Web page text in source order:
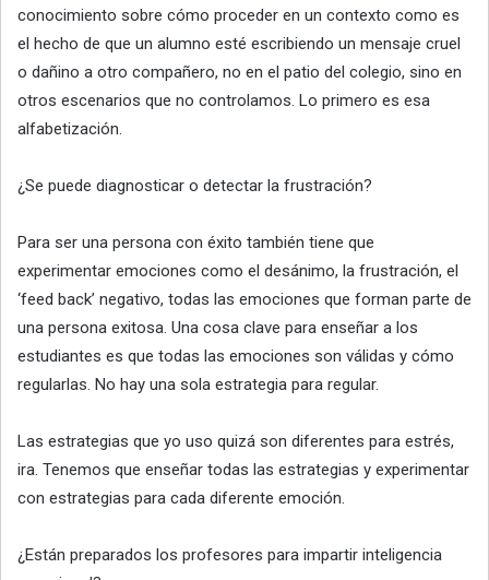
conocimiento sobre cómo proceder en un contexto como es
el hecho de que un alumno esté escribiendo un mensaje cruel
o dañino a otro compañero, no en el patio del colegio, sino en
otros escenarios que no controlamos. Lo primero es esa
alfabetización.
¿Se puede diagnosticar o detectar la frustración?
Para ser una persona con éxito también tiene que
experimentar emociones como el desánimo, la frustración, el
‘feed back’ negativo, todas las emociones que forman parte de
una persona exitosa. Una cosa clave para enseñar a los
estudiantes es que todas las emociones son válidas y cómo
regularlas. No hay una sola estrategia para regular.
Las estrategias que yo uso quizá son diferentes para estrés,
ira. Tenemos que enseñar todas las estrategias y experimentar
con estrategias para cada diferente emoción.
¿Están preparados los profesores para impartir inteligencia